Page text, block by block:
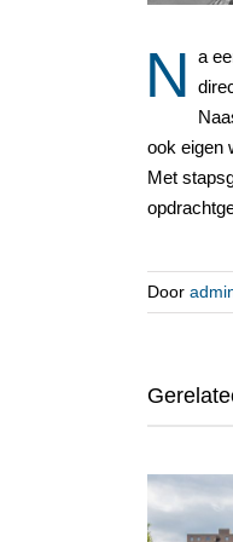
N a
ook eigen
Met
Door